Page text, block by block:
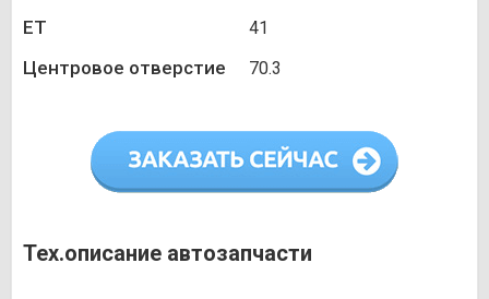
ET 41
Центровое отверстие 70.3
Тех.описание автозапчасти